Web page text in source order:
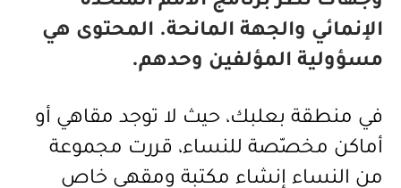
الإنمائي والجهة المانحة. المحتوى هي
مسؤولية المؤلفين وحدهم.
في منطقة بعلبك، حيث لا توجد مقاهي أو
أماكن مخصّصة للنساء، قررت مجموعة
من النساء إنشاء مكتبة ومقهى خاص